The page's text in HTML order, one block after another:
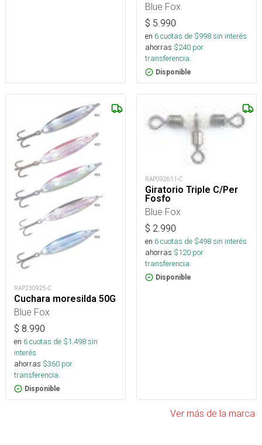
Blue Fox
$ 5.990
en 6cuotas de $998sin interés
ahorras $240 por
transferencia.
Disponible
RAP230925-C
Cuchara moresilda 50G
Blue Fox
$ 8.990
en 6cuotas de $1.498sin
interés
ahorras $360 por
transferencia.
Disponible
RAP092611-C
Giratorio Triple C/Per
Fosfo
Blue Fox
$ 2.990
en 6cuotas de $498sin interés
ahorras $120 por
transferencia.
Disponible
Ver más de la marca